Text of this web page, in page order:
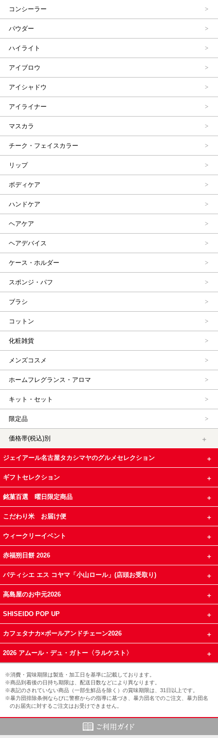
コンシーラー
パウダー
ハイライト
アイブロウ
アイシャドウ
アイライナー
マスカラ
チーク・フェイスカラー
リップ
ボディケア
ハンドケア
ヘアケア
ヘアデバイス
ケース・ホルダー
スポンジ・パフ
ブラシ
コットン
化粧雑貨
メンズコスメ
ホームフレグランス・アロマ
キット・セット
限定品
価格帯(税込)別
ジェイアール名古屋タカシマヤのグルメセレクション
ギフトセレクション
銘菓百選 曜日限定商品
こだわり米 お届け便
ウィークリーイベント
赤福朔日餅 2026
パティシエ エス コヤマ「小山ロール」(店頭お受取り)
高島屋のお中元2026
SHISEIDO POP UP
カフェタナカ×ボールアンドチェーン2026
2026 アムール・デュ・ガトー〈ラルケスト〉
※消費・賞味期限は製造・加工日を基準に記載しております。
※商品到着後の日持ち期限は、配送日数などにより異なります。
※表記のされていない商品（一部生鮮品を除く）の賞味期限は、31日以上です。
※暴力団排除条例ならびに警察からの指導に基づき、暴力団名でのご注文、暴力団名
のお届先に対するご注文はお受けできません。